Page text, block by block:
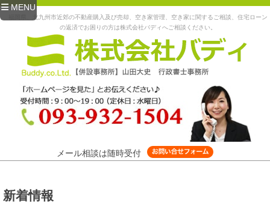
MENU
福岡県、北九州市近郊の不動産購入及び売却、空き家管理、空き家に関するご相談、住宅ローン
の返済でお困りの方は株式会社バディへご相談ください。
メール相談は随時受付
新着情報